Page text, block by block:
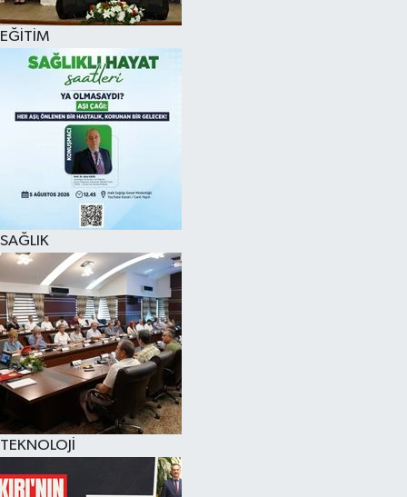
EĞİTİM
SAĞLIK
TEKNOLOJİ
VİZYONDAKİLER
YAŞAM